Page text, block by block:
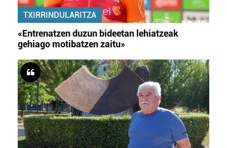
TXIRRINDULARITZA
«Entrenatzen duzun bideetan lehiatzeak
gehiago motibatzen zaitu»